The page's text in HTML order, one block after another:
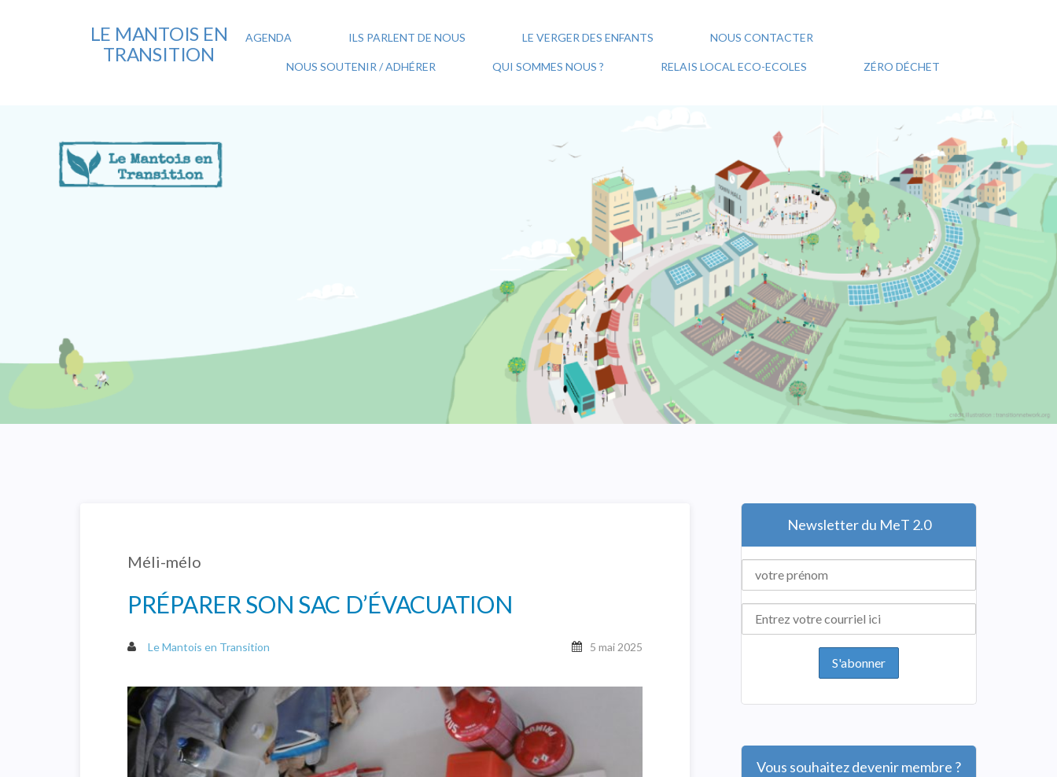
LE MANTOIS EN
TRANSITION
AGENDA ILS PARLENT DE NOUS LE VERGER DES ENFANTS NOUS CONTACTER
NOUS SOUTENIR / ADHÉRER QUI SOMMES NOUS ? RELAIS LOCAL ECO-ECOLES ZÉRO DÉCHET
Méli-mélo
PRÉPARER SON SAC D’ÉVACUATION
Le Mantois en Transition 5 mai 2025
Newsletter du MeT 2.0
Vous souhaitez devenir membre ?